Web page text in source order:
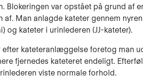
Blokeringen var opstået på grund af
af. Man anlagde kateter gennem
og kateter i urinlederen (JJ-kateter).
efter kateteranlæggelse foretog man
fjernedes kateteret endeligt.
viste normale forhold.